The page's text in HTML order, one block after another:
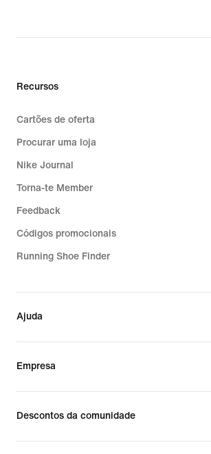
Recursos
Cartões de oferta
Procurar uma loja
Nike Journal
Torna-te Member
Feedback
Códigos promocionais
Running Shoe Finder
Ajuda
Empresa
Descontos da comunidade